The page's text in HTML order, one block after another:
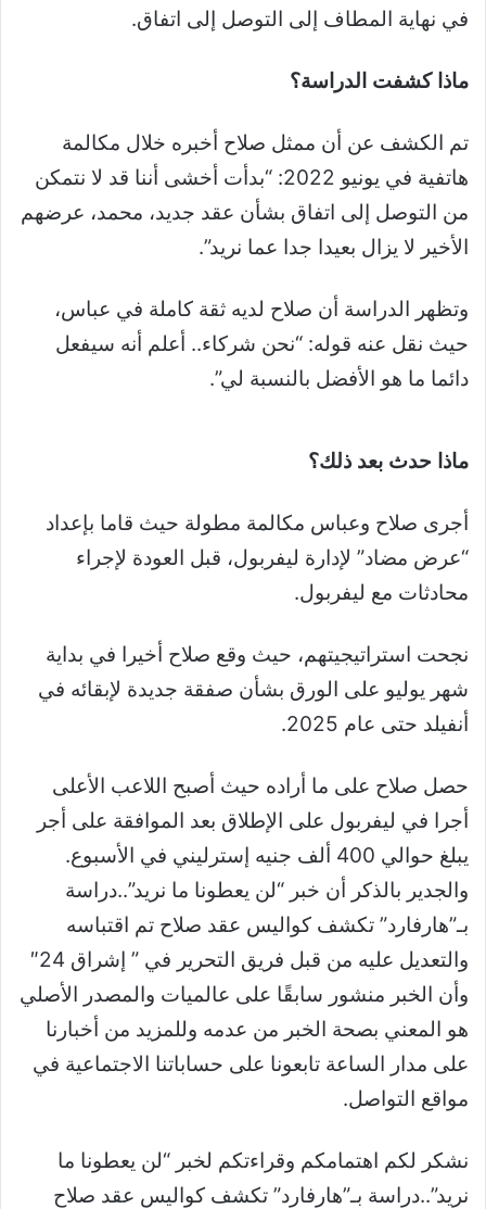
في نهاية المطاف إلى التوصل إلى اتفاق.
ماذا كشفت الدراسة؟
تم الكشف عن أن ممثل صلاح أخبره خلال مكالمة
هاتفية في يونيو 2022: “بدأت أخشى أننا قد لا نتمكن
من التوصل إلى اتفاق بشأن عقد جديد، محمد، عرضهم
الأخير لا يزال بعيدا جدا عما نريد”.
وتظهر الدراسة أن صلاح لديه ثقة كاملة في عباس،
حيث نقل عنه قوله: “نحن شركاء.. أعلم أنه سيفعل
دائما ما هو الأفضل بالنسبة لي”.
ماذا حدث بعد ذلك؟
أجرى صلاح وعباس مكالمة مطولة حيث قاما بإعداد
“عرض مضاد” لإدارة ليفربول، قبل العودة لإجراء
محادثات مع ليفربول.
نجحت استراتيجيتهم، حيث وقع صلاح أخيرا في بداية
شهر يوليو على الورق بشأن صفقة جديدة لإبقائه في
أنفيلد حتى عام 2025.
حصل صلاح على ما أراده حيث أصبح اللاعب الأعلى
أجرا في ليفربول على الإطلاق بعد الموافقة على أجر
يبلغ حوالي 400 ألف جنيه إسترليني في الأسبوع.
والجدير بالذكر أن خبر “لن يعطونا ما نريد”..دراسة
بـ”هارفارد” تكشف كواليس عقد صلاح تم اقتباسه
والتعديل عليه من قبل فريق التحرير في ” إشراق 24″
وأن الخبر منشور سابقًا على عالميات والمصدر الأصلي
هو المعني بصحة الخبر من عدمه وللمزيد من أخبارنا
على مدار الساعة تابعونا على حساباتنا الاجتماعية في
مواقع التواصل.
نشكر لكم اهتمامكم وقراءتكم لخبر “لن يعطونا ما
نريد”..دراسة بـ”هارفارد” تكشف كواليس عقد صلاح